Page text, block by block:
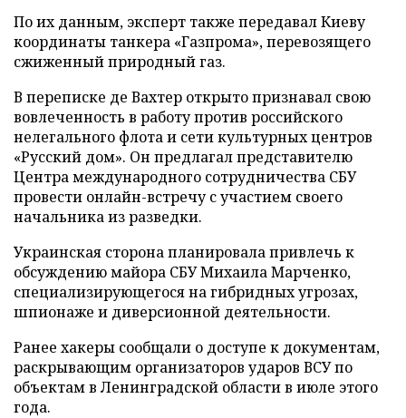
По их данным, эксперт также передавал Киеву
координаты танкера «Газпрома», перевозящего
сжиженный природный газ.
В переписке де Вахтер открыто признавал свою
вовлеченность в работу против российского
нелегального флота и сети культурных центров
«Русский дом». Он предлагал представителю
Центра международного сотрудничества СБУ
провести онлайн-встречу с участием своего
начальника из разведки.
Украинская сторона планировала привлечь к
обсуждению майора СБУ Михаила Марченко,
специализирующегося на гибридных угрозах,
шпионаже и диверсионной деятельности.
Ранее хакеры сообщали о доступе к документам,
раскрывающим организаторов ударов ВСУ по
объектам в Ленинградской области в июле этого
года.